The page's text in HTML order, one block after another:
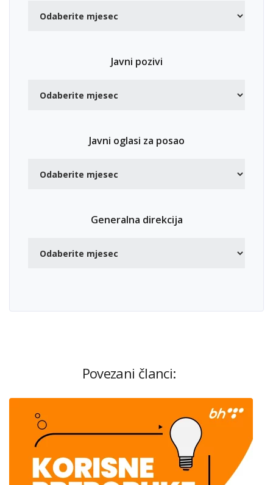
Javni pozivi
Javni oglasi za posao
Generalna direkcija
Povezani članci: